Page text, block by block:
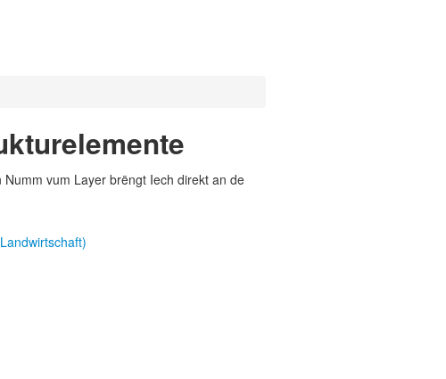
vum Layer brëngt Iech direkt an de